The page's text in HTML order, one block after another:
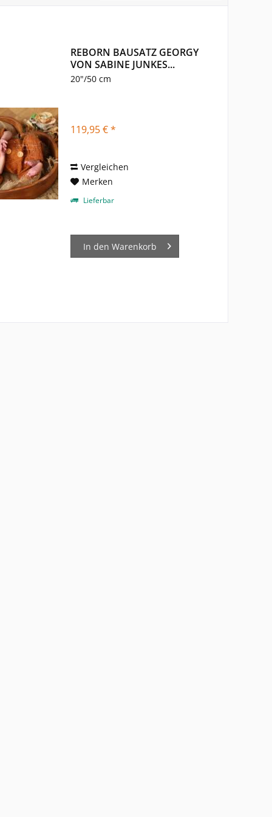
REBORN BAUSATZ GEORGY
VON SABINE JUNKES...
20"/50 cm
119,95 € *
Vergleichen
Merken
Lieferbar
In den Warenkorb